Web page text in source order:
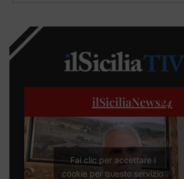
ilSiciliaNews24
Fai clic per accettare i
cookie per questo servizio